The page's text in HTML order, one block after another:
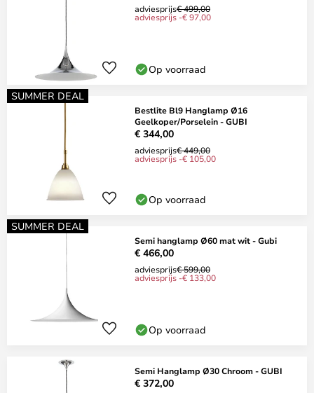
adviesprijs€ 499,00
adviesprijs -€ 97,00
Op voorraad
SUMMER DEAL
Bestlite Bl9 Hanglamp Ø16
Geelkoper/Porselein - GUBI
€ 344,00
adviesprijs€ 449,00
adviesprijs -€ 105,00
Op voorraad
SUMMER DEAL
Semi hanglamp Ø60 mat wit - Gubi
€ 466,00
adviesprijs€ 599,00
adviesprijs -€ 133,00
Op voorraad
Semi Hanglamp Ø30 Chroom - GUBI
€ 372,00